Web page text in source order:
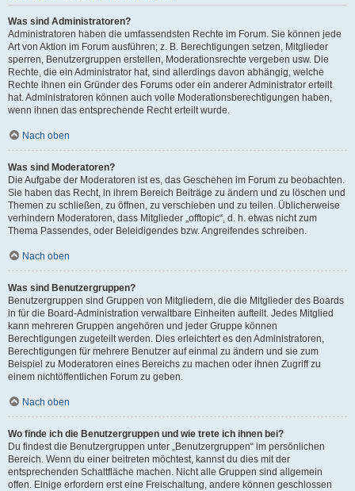
Was sind Administratoren?
Administratoren haben die umfassendsten Rechte im Forum. Sie können jede
Art von Aktion im Forum ausführen; z. B. Berechtigungen setzen, Mitglieder
sperren, Benutzergruppen erstellen, Moderationsrechte vergeben usw. Die
Rechte, die ein Administrator hat, sind allerdings davon abhängig, welche
Rechte ihnen ein Gründer des Forums oder ein anderer Administrator erteilt
hat. Administratoren können auch volle Moderationsberechtigungen haben,
wenn ihnen das entsprechende Recht erteilt wurde.
Nach oben
Was sind Moderatoren?
Die Aufgabe der Moderatoren ist es, das Geschehen im Forum zu beobachten.
Sie haben das Recht, in ihrem Bereich Beiträge zu ändern und zu löschen und
Themen zu schließen, zu öffnen, zu verschieben und zu teilen. Üblicherweise
verhindern Moderatoren, dass Mitglieder „offtopic“, d. h. etwas nicht zum
Thema Passendes, oder Beleidigendes bzw. Angreifendes schreiben.
Nach oben
Was sind Benutzergruppen?
Benutzergruppen sind Gruppen von Mitgliedern, die die Mitglieder des Boards
in für die Board-Administration verwaltbare Einheiten aufteilt. Jedes Mitglied
kann mehreren Gruppen angehören und jeder Gruppe können
Berechtigungen zugeteilt werden. Dies erleichtert es den Administratoren,
Berechtigungen für mehrere Benutzer auf einmal zu ändern und sie zum
Beispiel zu Moderatoren eines Bereichs zu machen oder ihnen Zugriff zu
einem nichtöffentlichen Forum zu geben.
Nach oben
Wo finde ich die Benutzergruppen und wie trete ich ihnen bei?
Du findest die Benutzergruppen unter „Benutzergruppen“ im persönlichen
Bereich. Wenn du einer beitreten möchtest, kannst du dies mit der
entsprechenden Schaltfläche machen. Nicht alle Gruppen sind allgemein
offen. Einige erfordern erst eine Freischaltung, andere können geschlossen